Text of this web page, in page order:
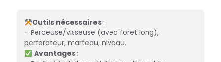
Outils nécessaires :
– Perceuse/visseuse (avec foret long),
perforateur, marteau, niveau.
Avantages :